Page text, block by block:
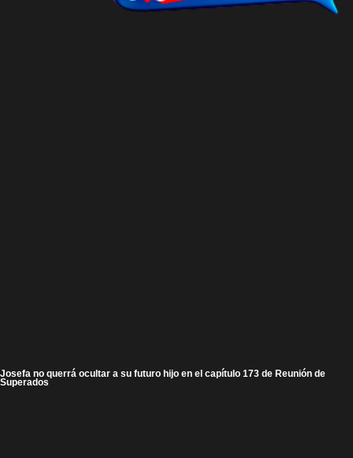
Josefa no querrá ocultar a su futuro hijo en el capítulo 173 de Reunión de
Superados